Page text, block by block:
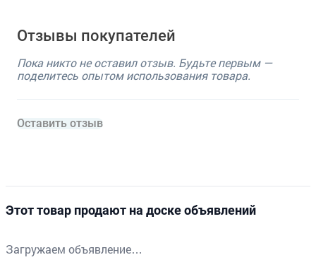
Отзывы покупателей
Пока никто не оставил отзыв. Будьте первым —
поделитесь опытом использования товара.
Оставить отзыв
Этот товар продают на доске объявлений
Загружаем объявление…